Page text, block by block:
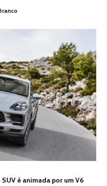
é animada por um V6